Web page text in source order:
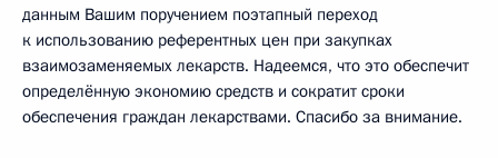
данным Вашим поручением поэтапный переход
к использованию референтных цен при закупках
взаимозаменяемых лекарств. Надеемся, что это обеспечит
определённую экономию средств и сократит сроки
обеспечения граждан лекарствами. Спасибо за внимание.